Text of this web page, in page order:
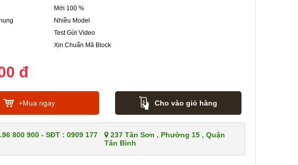
Mới 100 %
Nhiều Model
Test Gửi Video
Xịn Chuẩn Mã Block
đ
+Mua ngay Cho vào giỏ hàng
800 900 - SĐT : 0909 177
237 Tân Sơn , Phường 15 , Quận
Tân Bình